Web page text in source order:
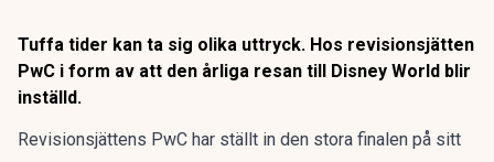
Tuffa tider kan ta sig olika uttryck. Hos revisionsjätten
PwC i form av att den årliga resan till Disney World blir
inställd.
Revisionsjättens PwC har ställt in den stora finalen på sitt